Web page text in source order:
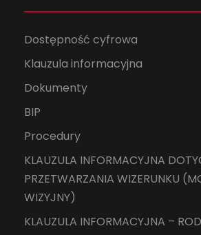
Dostępność cyfrowa
Klauzula informacyjna
Dokumenty
BIP
Procedury
KLAUZULA INFORMACYJNA
PRZETWARZANIA WIZERUNKU
WIZYJNY)
KLAUZULA INFORMACYJNA –